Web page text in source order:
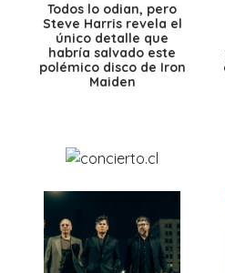
Todos lo odian, pero
Steve Harris revela el
único detalle que
habría salvado este
polémico disco de Iron
Maiden